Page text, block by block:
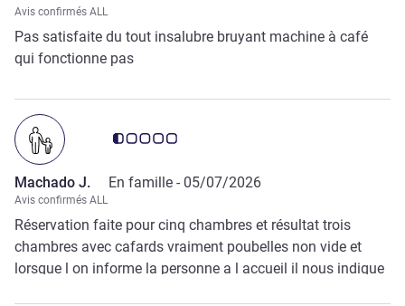
Avis confirmés ALL
Pas satisfaite du tout insalubre bruyant machine à café
qui fonctionne pas
Note Avis clients 0.5/5
Machado J. En famille - 05/07/2026
Avis confirmés ALL
Réservation faite pour cinq chambres et résultat trois
chambres avec cafards vraiment poubelles non vide et
lorsque l on informe la personne a l accueil il nous indique